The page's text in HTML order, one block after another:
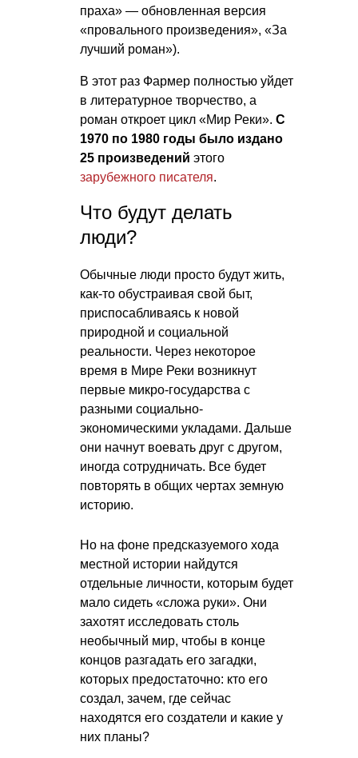
праха» — обновленная версия
«провального произведения», «За
лучший роман»).
В этот раз Фармер полностью уйдет
в литературное творчество, а
роман откроет цикл «Мир Реки». С
1970 по 1980 годы было издано
25 произведений этого
зарубежного писателя.
Что будут делать
люди?
Обычные люди просто будут жить,
как-то обустраивая свой быт,
приспосабливаясь к новой
природной и социальной
реальности. Через некоторое
время в Мире Реки возникнут
первые микро-государства с
разными социально-
экономическими укладами. Дальше
они начнут воевать друг с другом,
иногда сотрудничать. Все будет
повторять в общих чертах земную
историю.
Но на фоне предсказуемого хода
местной истории найдутся
отдельные личности, которым будет
мало сидеть «сложа руки». Они
захотят исследовать столь
необычный мир, чтобы в конце
концов разгадать его загадки,
которых предостаточно: кто его
создал, зачем, где сейчас
находятся его создатели и какие у
них планы?